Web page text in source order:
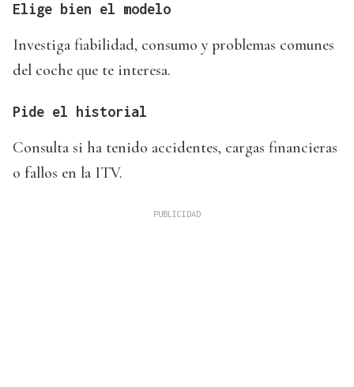
Elige bien el modelo
Investiga fiabilidad, consumo y problemas comunes
del coche que te interesa.
Pide el historial
Consulta si ha tenido accidentes, cargas financieras
o fallos en la ITV.